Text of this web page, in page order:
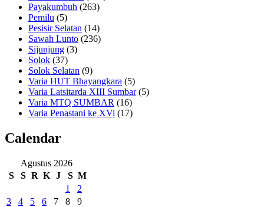
Payakumbuh (263)
Pemilu (5)
Pesisir Selatan (14)
Sawah Lunto (236)
Sijunjung (3)
Solok (37)
Solok Selatan (9)
Varia HUT Bhayangkara (5)
Varia Latsitarda XIII Sumbar(5)
Varia MTQ SUMBAR (16)
Varia Penastani ke XVi (17)
Calendar
Agustus 2026
S
S R K J S M
1
2
3
4 5 6 7 8 9